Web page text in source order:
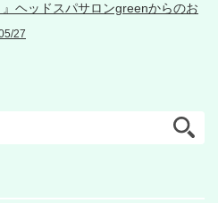
』ヘッドスパサロンgreenからのお
27